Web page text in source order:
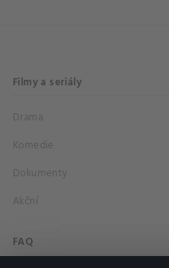
Filmy a seriály
Drama
Komedie
Dokumenty
Akční
FAQ